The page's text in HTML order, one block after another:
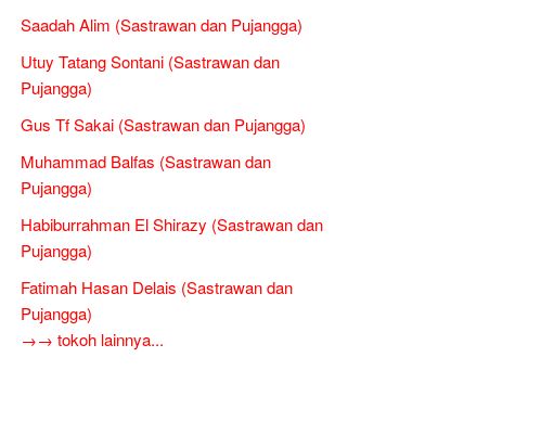
Saadah Alim (Sastrawan dan Pujangga)
Utuy Tatang Sontani (Sastrawan dan
Pujangga)
Gus Tf Sakai (Sastrawan dan Pujangga)
Muhammad Balfas (Sastrawan dan
Pujangga)
Habiburrahman El Shirazy (Sastrawan dan
Pujangga)
Fatimah Hasan Delais (Sastrawan dan
Pujangga)
→→ tokoh lainnya...